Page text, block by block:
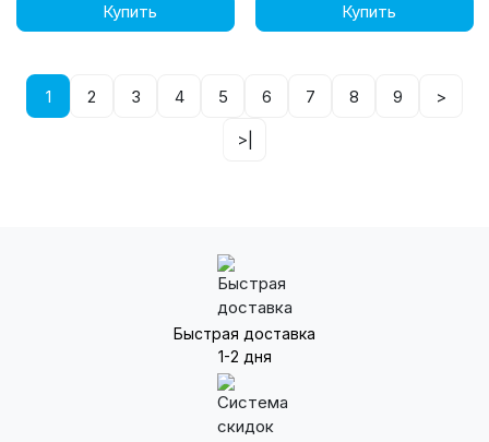
Купить Купить
1 2 3 4 5 6 7 8 9 >
>|
Быстрая доставка
1-2 дня